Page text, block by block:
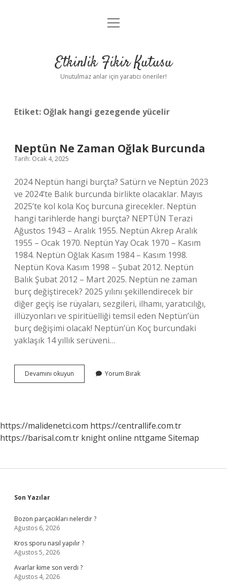
Anasayfa
Yasal Uyarı
menüyü
Etkinlik Fikir Kutusu
Unutulmaz anlar için yaratıcı öneriler!
Etiket: Oğlak hangi gezegende yücelir
Neptün Ne Zaman Oğlak Burcunda
Tarih: Ocak 4, 2025
2024 Neptün hangi burçta? Satürn ve Neptün 2023
ve 2024’te Balık burcunda birlikte olacaklar. Mayıs
2025’te kol kola Koç burcuna girecekler. Neptün
hangi tarihlerde hangi burçta? NEPTÜN Terazi
Ağustos 1943 – Aralık 1955. Neptün Akrep Aralık
1955 – Ocak 1970. Neptün Yay Ocak 1970 – Kasım
1984. Neptün Oğlak Kasım 1984 – Kasım 1998.
Neptün Kova Kasım 1998 – Şubat 2012. Neptün
Balık Şubat 2012 – Mart 2025. Neptün ne zaman
burç değiştirecek? 2025 yılını şekillendirecek bir
diğer geçiş ise rüyaları, sezgileri, ilhamı, yaratıcılığı,
illüzyonları ve spiritüelliği temsil eden Neptün’ün
burç değişimi olacak! Neptün’ün Koç burcundaki
yaklaşık 14 yıllık serüveni…
Devamını okuyun
Ne
Yorum Bırak
https://malidenetci.com https://centrallife.com.tr
https://barisal.com.tr knight online nttgame Sitemap
Sidebar
Son Yazılar
Bozon parçacıkları nelerdir ?
Ağustos 6, 2026
Kros sporu nasıl yapılır ?
Ağustos 5, 2026
Avarlar kime son verdi ?
Ağustos 4, 2026